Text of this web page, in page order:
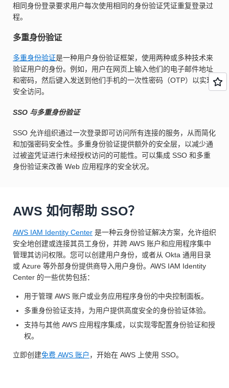
相同身份登录要求用户每次使用相同的身份验证凭证重复登录过
程。
多重身份验证
多重身份验证是一种用户身份验证框架，使用两种或多种技术来
验证用户的身份。例如，用户在网页上输入他们的电子邮件地址
和密码，然后键入发送到他们手机的一次性密码（OTP）以实现
安全访问。
SSO 与多重身份验证
SSO 允许组织通过一次登录即可访问所有连接的服务，从而简化
和加强密码安全性。多重身份验证提供额外的安全层，以减少通
过被盗凭证进行未经授权访问的可能性。可以集成 SSO 和多重
身份验证来改善 Web 应用程序的安全状况。
AWS 如何帮助 SSO？
AWS IAM Identity Center 是一种云身份验证解决方案，允许组织
安全地创建或连接其员工身份，并跨 AWS 账户和应用程序集中
管理其访问权限。您可以创建用户身份，或者从 Okta 通用目录
或 Azure 等外部身份提供商导入用户身份。AWS IAM Identity
Center 的一些优势包括：
用于管理 AWS 账户或业务应用程序身份的中央控制面板。
多重身份验证支持，为用户提供高度安全的身份验证体验。
支持与其他 AWS 应用程序集成，以实现零配置身份验证和授
权。
立即创建免费 AWS 账户 ，开始在 AWS 上使用 SSO。